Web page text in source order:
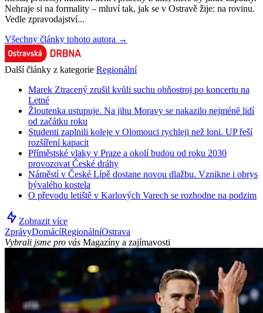
Nehraje si na formality – mluví tak, jak se v Ostravě žije: na rovinu.
Vedle zpravodajství...
Všechny články tohoto autora →
Další články z kategorie Regionální
Marek Ztracený zrušil kvůli suchu ohňostroj po koncertu na
Letné
Žloutenka ustupuje. Na jihu Moravy se nakazilo nejméně lidí
od začátku roku
Studenti zaplnili koleje v Olomouci rychleji než loni. UP řeší
rozšíření kapacit
Příměstské vlaky v Praze a okolí budou od roku 2030
provozovat České dráhy
Náměstí v České Lípě dostane novou dlažbu. Vznikne i obrys
bývalého kostela
O převodu letiště v Karlových Varech se rozhodne na podzim
Zobrazit více
ZprávyDomácíRegionálníOstrava
Vybrali jsme pro vás Magazíny a zajímavosti